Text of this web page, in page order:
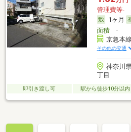
管理費等-
1ヶ月
面積-
京急本
その他の交通
神奈川
丁目
即引き渡し可 駅から徒歩10分以内